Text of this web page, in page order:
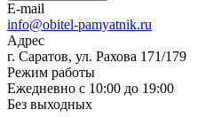
E-mail
info@obitel-pamyatnik.ru
Адрес
г. Саратов, ул. Рахова 171/179
Режим работы
Ежедневно с 10:00 до 19:00
Без выходных